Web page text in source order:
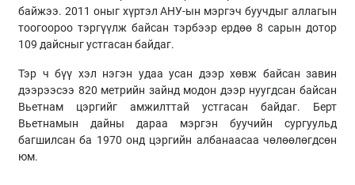
байжээ. 2011 оныг хүртэл АНУ-ын мэргэч буучдыг аллагын
тоогоороо тэргүүлж байсан тэрбээр ердөө 8 сарын дотор
109 дайсныг устгасан байдаг.
Тэр ч бүү хэл нэгэн удаа усан дээр хөвж байсан завин
дээрээсээ 820 метрийн зайнд модон дээр нуугдсан байсан
Вьетнам цэргийг амжилттай устгасан байдаг. Берт
Вьетнамын дайны дараа мэргэн буучийн сургуульд
багшилсан ба 1970 онд цэргийн албанаасаа чөлөөлөгдсөн
юм.